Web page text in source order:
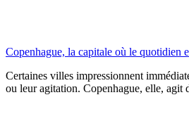
Copenhague, la capitale où le quotidien
Certaines villes impressionnent
ou leur agitation. Copenhague, elle, agit